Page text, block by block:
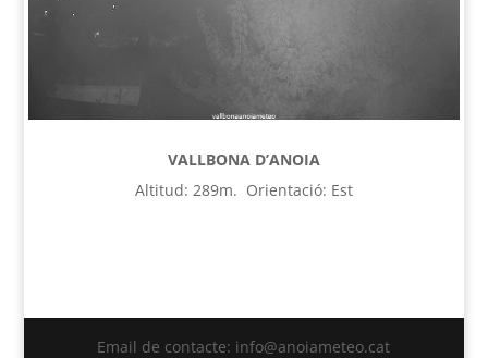
VALLBONA D’ANOIA
Altitud: 289m. Orientació: Est
Email de contacte: info@anoiameteo.cat